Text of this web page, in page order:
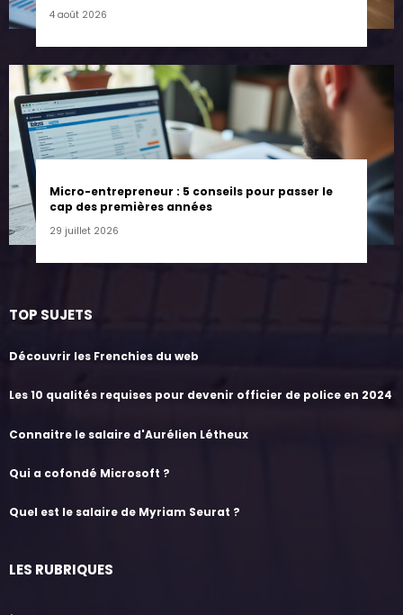
4 août 2026
Micro-entrepreneur : 5 conseils pour passer le
cap des premières années
29 juillet 2026
TOP SUJETS
Découvrir les Frenchies du web
Les 10 qualités requises pour devenir officier de police en 2024
Connaitre le salaire d'Aurélien Létheux
Qui a cofondé Microsoft ?
Quel est le salaire de Myriam Seurat ?
LES RUBRIQUES